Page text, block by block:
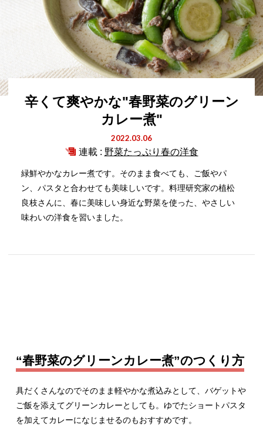
辛くて爽やかな"春野菜のグリーン
カレー煮"
2022.03.06
連載 : 野菜たっぷり春の洋食
緑鮮やかなカレー煮です。そのまま食べても、ご飯やパ
ン、パスタと合わせても美味しいです。料理研究家の植松
良枝さんに、春に美味しい身近な野菜を使った、やさしい
味わいの洋食を習いました。
“春野菜のグリーンカレー煮”のつくり方
具だくさんなのでそのまま軽やかな煮込みとして、バゲットや
ご飯を添えてグリーンカレーとしても。ゆでたショートパスタ
を加えてカレーになじませるのもおすすめです。